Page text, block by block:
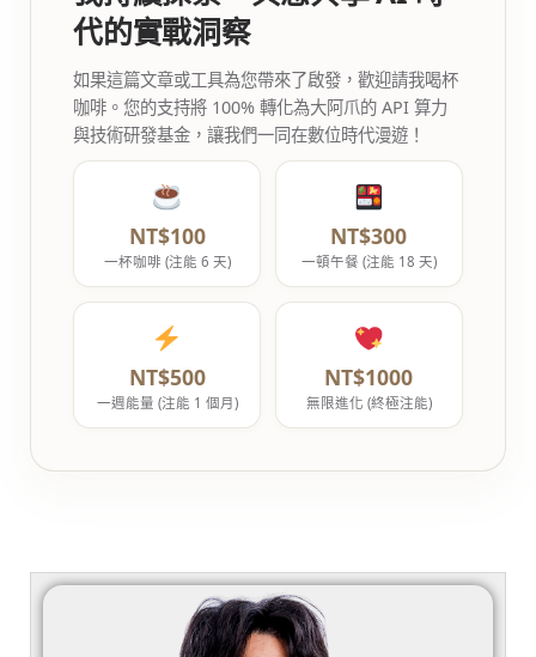
代的實戰洞察
如果這篇文章或工具為您帶來了啟發，歡迎請我喝杯
咖啡。您的支持將 100% 轉化為大阿爪的 API 算力
與技術研發基金，讓我們一同在數位時代漫遊！
NT$100
一杯咖啡 (注能 6 天)
NT$300
一頓午餐 (注能 18 天)
NT$500
一週能量 (注能 1 個月)
NT$1000
無限進化 (終極注能)